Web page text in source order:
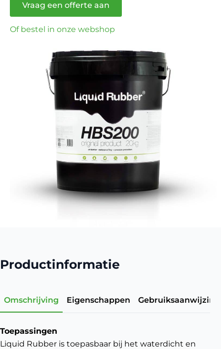
Vraag een offerte aan
Of bestel in onze webshop
Productinformatie
Omschrijving Eigenschappen Gebruiksaanwijzing
Toepassingen
Liquid Rubber is toepasbaar bij het waterdicht en